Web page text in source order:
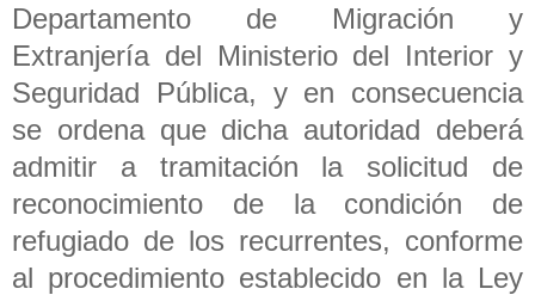
Departamento de Migración y
Extranjería del Ministerio del Interior y
Seguridad Pública, y en consecuencia
se ordena que dicha autoridad deberá
admitir a tramitación la solicitud de
reconocimiento de la condición de
refugiado de los recurrentes, conforme
al procedimiento establecido en la Ley